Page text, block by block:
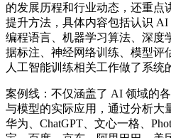
的发展历程和行业动态，还重点
提升方法，具体内容包括认识 AI
编程语言、机器学习算法、深度
据标注、神经网络训练、模型评
人工智能训练相关工作做了系统
案例线：不仅涵盖了 AI 领域的
与模型的实际应用，通过分析大
华为、ChatGPT、文心一格、